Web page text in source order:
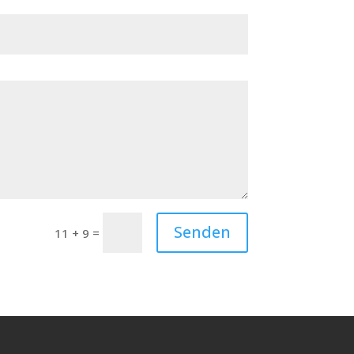
11 + 9 = Senden